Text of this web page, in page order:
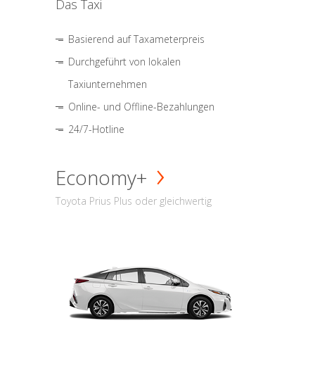
Das Taxi
Basierend auf Taxameterpreis
Durchgeführt von lokalen
Taxiunternehmen
Online- und Offline-Bezahlungen
24/7-Hotline
Economy+
Toyota Prius Plus oder gleichwertig